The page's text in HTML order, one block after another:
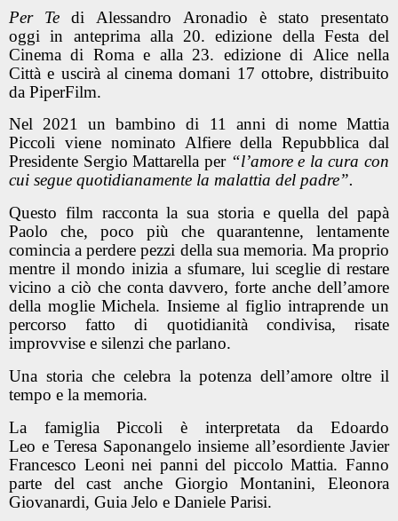
Per Te di Alessandro Aronadio è stato presentato
oggi in anteprima alla 20. edizione della Festa del
Cinema di Roma e alla 23. edizione di Alice nella
Città e uscirà al cinema domani 17 ottobre, distribuito
da PiperFilm.
Nel 2021 un bambino di 11 anni di nome Mattia
Piccoli viene nominato Alfiere della Repubblica dal
Presidente Sergio Mattarella per“l’amore e la cura con
cui segue quotidianamente la malattia del padre”.
Questo film racconta la sua storia e quella del papà
Paolo che, poco più che quarantenne, lentamente
comincia a perdere pezzi della sua memoria. Ma proprio
mentre il mondo inizia a sfumare, lui sceglie di restare
vicino a ciò che conta davvero, forte anche dell’amore
della moglie Michela. Insieme al figlio intraprende un
percorso fatto di quotidianità condivisa, risate
improvvise e silenzi che parlano.
Una storia che celebra la potenza dell’amore oltre il
tempo e la memoria.
La famiglia Piccoli è interpretata da Edoardo
Leo e Teresa Saponangelo insieme all’esordiente Javier
Francesco Leoni nei panni del piccolo Mattia. Fanno
parte del cast anche Giorgio Montanini, Eleonora
Giovanardi, Guia Jelo e Daniele Parisi.